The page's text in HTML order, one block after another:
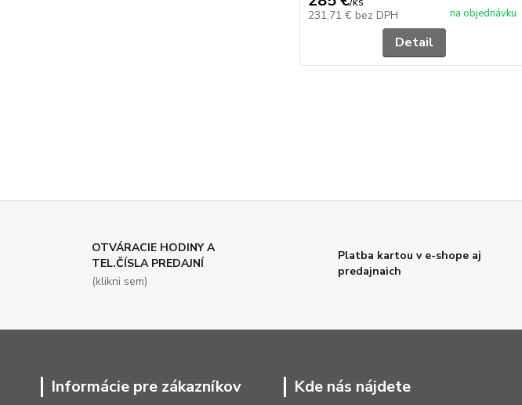
231,71 € bez DPH na objednávku
Detail
OTVÁRACIE HODINY A
TEL.ČÍSLA PREDAJNÍ
(klikni sem)
Platba kartou v e-shope aj
predajnaich
Informácie pre zákazníkov Kde nás nájdete